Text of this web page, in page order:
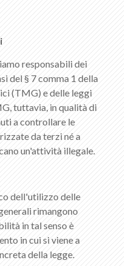
responsabili dei
del § 7 comma 1 della
(TMG) e delle leggi
tuttavia, in qualità di
a controllare le
da terzi né a
un'attività illegale.
dell'utilizzo delle
rimangono
in tal senso è
in cui si viene a
della legge.